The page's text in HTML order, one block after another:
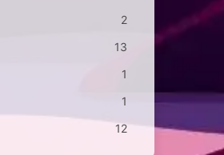
2
13
1
1
12